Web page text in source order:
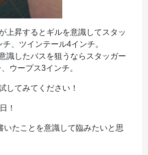
上昇するとギルを意識してスタッ
、ツインテール4インチ。
識したバスを狙うならスタッガー
ウープス3インチ。
してみてください！
！
いたことを意識して臨みたいと思